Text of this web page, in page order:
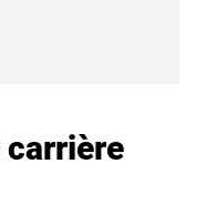
carrière